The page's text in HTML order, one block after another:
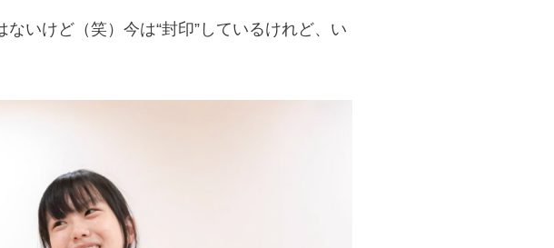
いけど（笑）今は“封印”しているけれど、い